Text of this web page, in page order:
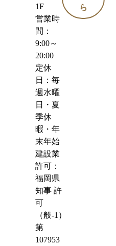
1F
営業時
間：
9:00～
20:00
定休
日：毎
週水曜
日・夏
季休
暇・年
末年始
建設業
許可：
福岡県
知事 許
可
（般-1）
第
107953
ら